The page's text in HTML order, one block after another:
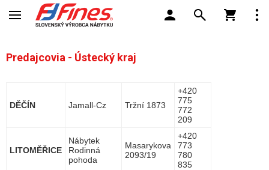
Predajcovia - Ústecký kraj
DĚČÍN Jamall-Cz Tržní 1873
+420
775
772
209
LITOMĚŘICE
Nábytek
Rodinná
pohoda
Masarykova
2093/19
+420
773
780
835